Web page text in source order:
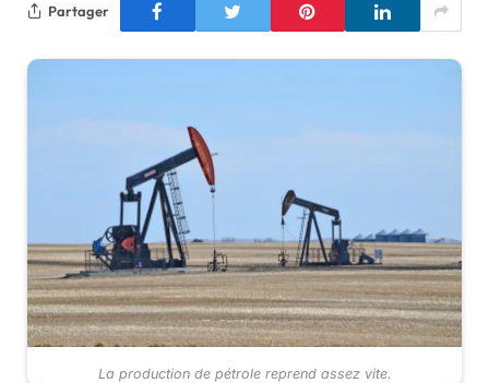
Partager
La production de pétrole reprend assez vite.